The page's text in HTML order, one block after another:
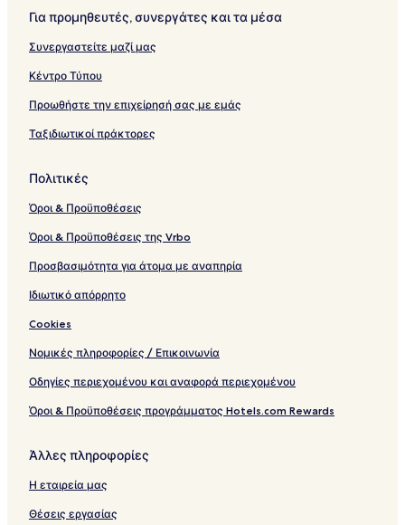
Για προμηθευτές, συνεργάτες και τα μέσα
Συνεργαστείτε μαζί μας
Κέντρο Τύπου
Προωθήστε την επιχείρησή σας με εμάς
Ταξιδιωτικοί πράκτορες
Πολιτικές
Όροι & Προϋποθέσεις
Όροι & Προϋποθέσεις της Vrbo
Προσβασιμότητα για άτομα με αναπηρία
Ιδιωτικό απόρρητο
Cookies
Νομικές πληροφορίες / Επικοινωνία
Οδηγίες περιεχομένου και αναφορά περιεχομένου
Όροι & Προϋποθέσεις προγράμματος Hotels.com Rewards
Άλλες πληροφορίες
Η εταιρεία μας
Θέσεις εργασίας